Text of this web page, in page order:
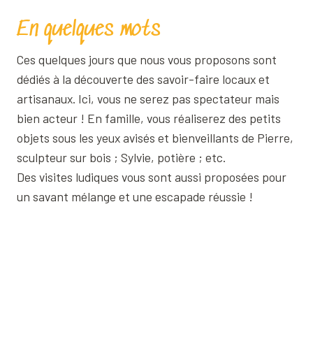
En quelques mots
Ces quelques jours que nous vous proposons sont
dédiés à la découverte des savoir-faire locaux et
artisanaux. Ici, vous ne serez pas spectateur mais
bien acteur ! En famille, vous réaliserez des petits
objets sous les yeux avisés et bienveillants de Pierre,
sculpteur sur bois ; Sylvie, potière ; etc.
Des visites ludiques vous sont aussi proposées pour
un savant mélange et une escapade réussie !